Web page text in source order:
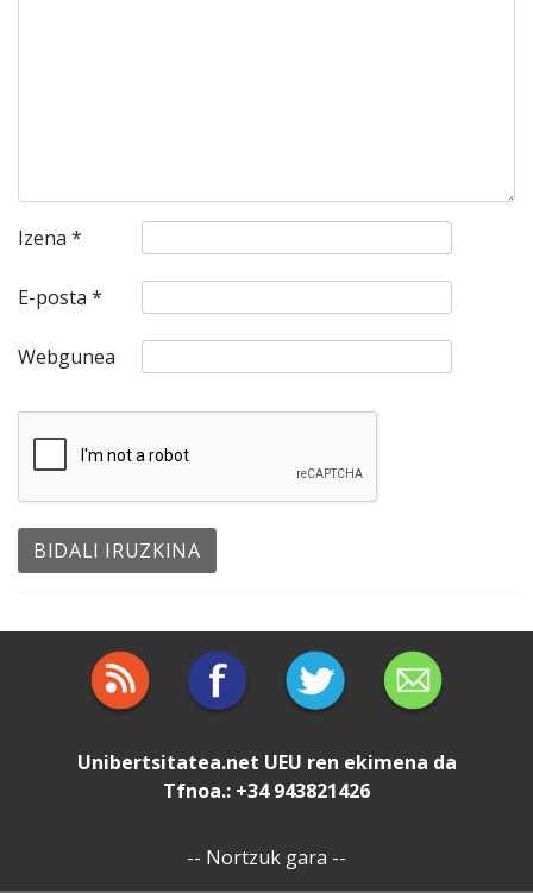
Izena *
E-posta *
Webgunea
Unibertsitatea.net UEU ren ekimena da
Tfnoa.: +34 943821426
-- Nortzuk gara --